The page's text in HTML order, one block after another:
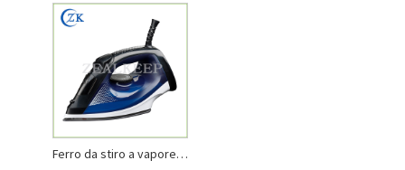
Ferro da stiro a vapore di piccole dimensioni con piastra in teflon